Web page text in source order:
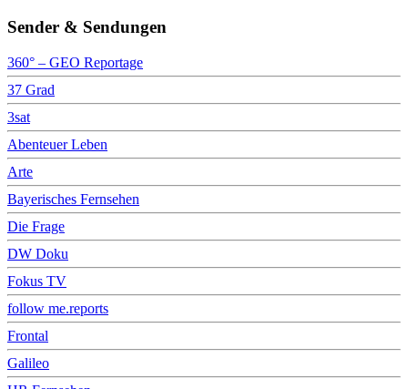
Sender & Sendungen
360° – GEO Reportage
37 Grad
3sat
Abenteuer Leben
Arte
Bayerisches Fernsehen
Die Frage
DW Doku
Fokus TV
follow me.reports
Frontal
Galileo